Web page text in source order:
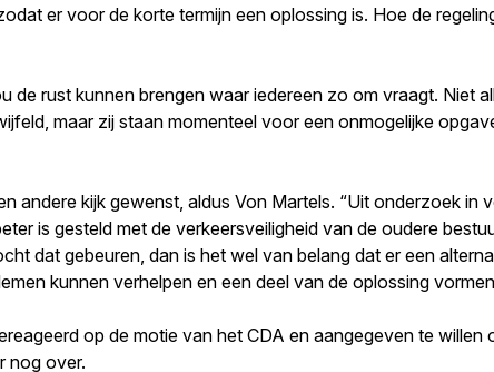
er voor de korte termijn een oplossing is. Hoe de
rust kunnen brengen waar iedereen zo om vraagt. Niet
maar zij staan momenteel voor een onmogelijke
andere kijk gewenst, aldus Von Martels. “Uit onderzoek in
is gesteld met de verkeersveiligheid van de oudere
dat gebeuren, dan is het wel van belang dat er een
kunnen verhelpen en een deel van de oplossing
op de motie van het CDA en aangegeven te
nog over.